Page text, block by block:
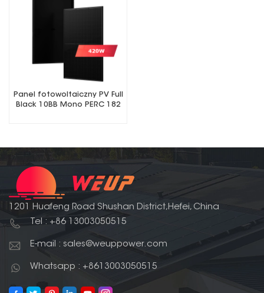
Panel fotowoltaiczny PV Full
Black 10BB Mono PERC 182
1201 Huafeng Road Shushan District,Hefei, China
Tel : +86 13003050515
E-mail : sales@weuppower.com
Whatsapp : +8613003050515